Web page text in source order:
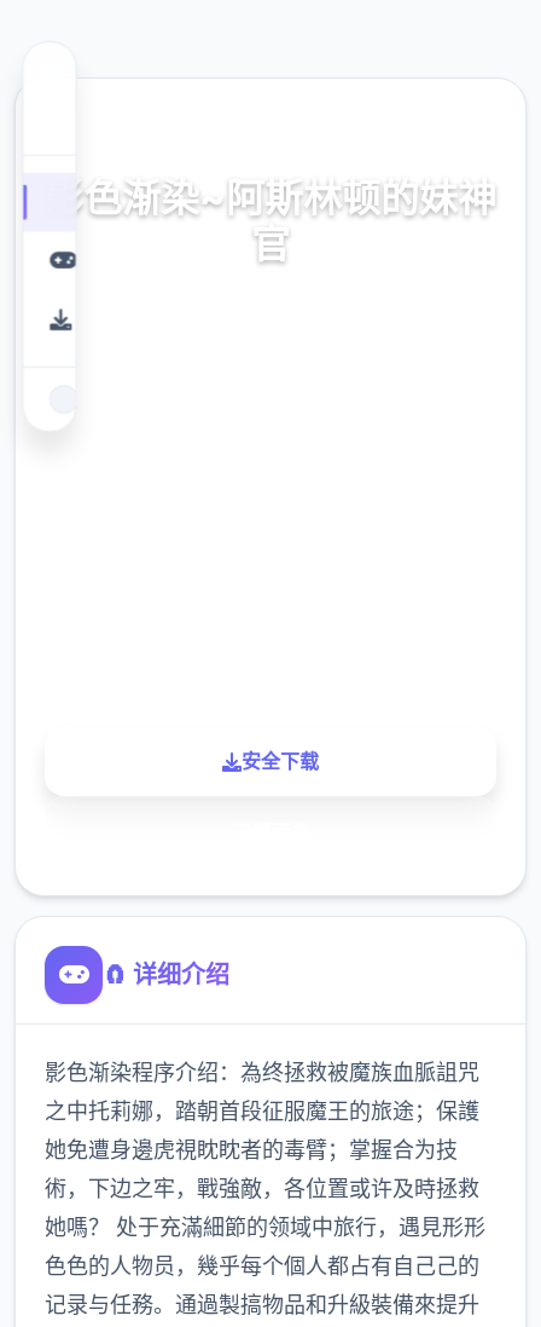
影色渐染~阿斯林顿的妹神
官
官式网址，保险部署，现行版降载，史之间上
安全下载
🧲 详细介绍
影色渐染程序介绍：為终拯救被魔族血脈詛咒
之中托莉娜，踏朝首段征服魔王的旅途；保護
她免遭身邊虎視眈眈者的毒臂；掌握合为技
術，下边之牢，戰強敵，各位置或许及時拯救
她嗎？ 处于充滿細節的领域中旅行，遇見形形
色色的人物员，幾乎每个個人都占有自己己的
记录与任務。通過製搞物品和升級裝備來提升